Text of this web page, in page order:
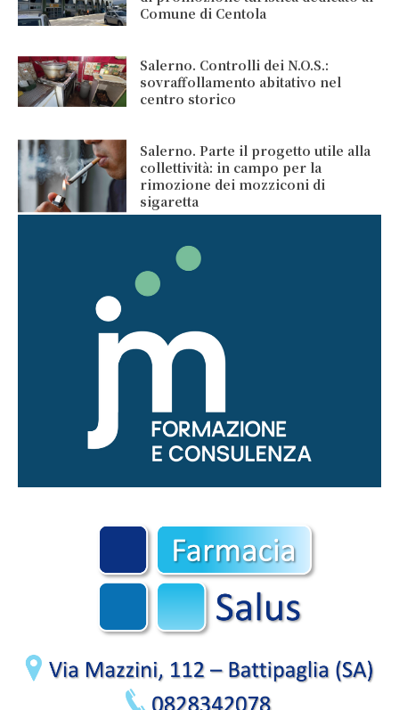
Comune di Centola
Salerno. Controlli dei N.O.S.:
sovraffollamento abitativo nel
centro storico
Salerno. Parte il progetto utile alla
collettività: in campo per la
rimozione dei mozziconi di
sigaretta